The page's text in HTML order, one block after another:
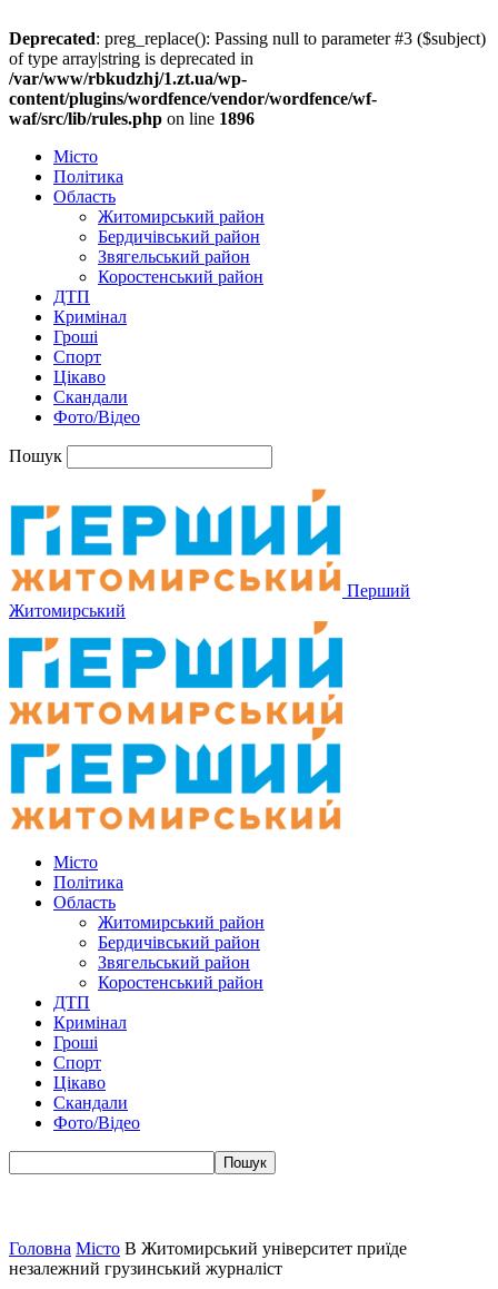
Deprecated: preg_replace(): Passing null to parameter #3 ($subject)
of type array|string is deprecated in
/var/www/rbkudzhj/1.zt.ua/wp-
content/plugins/wordfence/vendor/wordfence/wf-
waf/src/lib/rules.php on line 1896
Місто
Політика
Область
Житомирський район
Бердичівський район
Звягельський район
Коростенський район
ДТП
Кримінал
Гроші
Спорт
Цікаво
Скандали
Фото/Відео
Пошук
Перший
Житомирський
Місто
Політика
Область
Житомирський район
Бердичівський район
Звягельський район
Коростенський район
ДТП
Кримінал
Гроші
Спорт
Цікаво
Скандали
Фото/Відео
Головна Місто В Житомирський університет приїде
незалежний грузинський журналіст